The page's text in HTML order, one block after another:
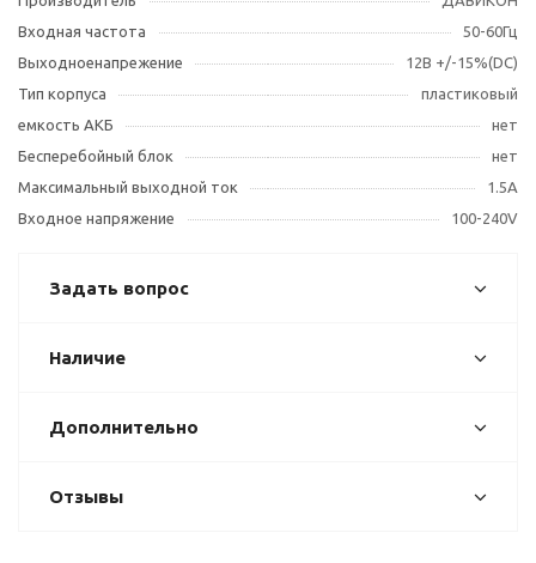
Входная частота
50-60Гц
Выходноенапрежение
12В +/-15%(DC)
Тип корпуса
пластиковый
емкость АКБ
нет
Бесперебойный блок
нет
Максимальный выходной ток
1.5A
Входное напряжение
100-240V
Задать вопрос
Наличие
Дополнительно
Отзывы